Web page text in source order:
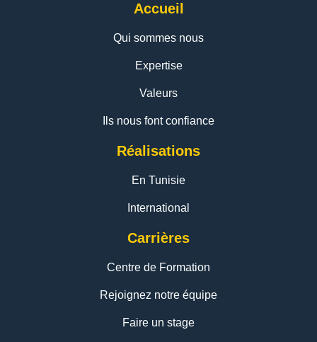
Accueil
Qui sommes nous
Expertise
Valeurs
Ils nous font confiance
Réalisations
En Tunisie
International
Carrières
Centre de Formation
Rejoignez notre équipe
Faire un stage